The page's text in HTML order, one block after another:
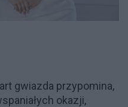
gwiazda przypomina,
okazji,